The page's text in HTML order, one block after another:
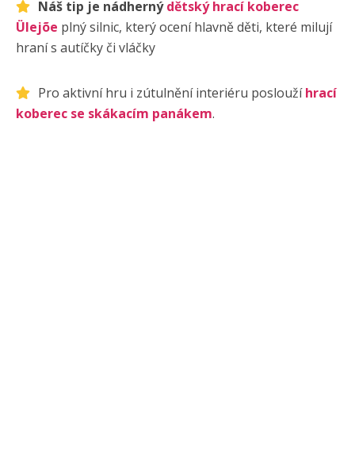
Náš tip je nádhernýdětský hrací koberec
Ülejõe plný silnic, který ocení hlavně děti, které milují
hraní s autíčky či vláčky
Pro aktivní hru i zútulnění interiéru posloužíhrací
koberec se skákacím panákem.